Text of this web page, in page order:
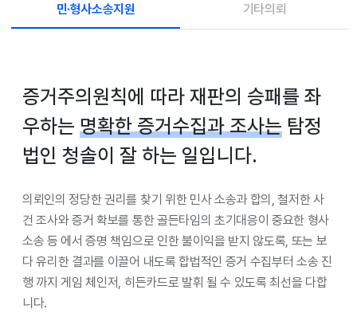
민·형사소송지원 기타의뢰
증거주의원칙에 따라 재판의 승패를 좌
우하는 명확한 증거수집과 조사는 탐정
법인 청솔이 잘 하는 일입니다.
의뢰인의 정당한 권리를 찾기 위한 민사 소송과 합의, 철저한 사
건 조사와 증거 확보를 통한 골든타임의 초기대응이 중요한 형사
소송 등 에서 증명 책임으로 인한 불이익을 받지 않도록, 또는 보
다 유리한 결과를 이끌어 내도록 합법적인 증거 수집부터 소송 진
행 까지 게임 체인저, 히든카드로 발휘 될 수 있도록 최선을 다합
니다.